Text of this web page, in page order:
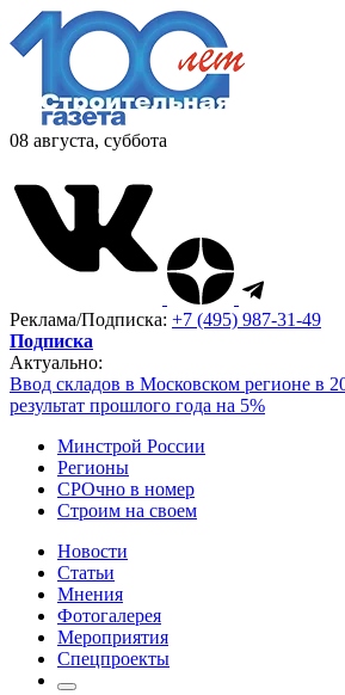
08 августа, суббота
Реклама/Подписка: +7 (495) 987-31-49
Подписка
Актуально:
Ввод складов в Московском регионе в
результат прошлого года на 5%
Минстрой России
Регионы
СРОчно в номер
Строим на своем
Новости
Статьи
Мнения
Фотогалерея
Мероприятия
Спецпроекты